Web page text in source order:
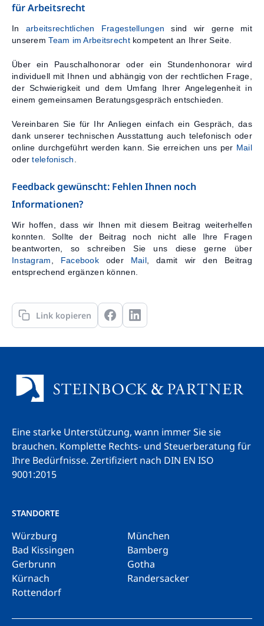
für Arbeitsrecht
In arbeitsrechtlichen Fragestellungen sind wir gerne mit
unseremTeam im Arbeitsrechtkompetent an Ihrer Seite.
Über ein Pauschalhonorar oder ein Stundenhonorar wird
individuell mit Ihnen und abhängig von der rechtlichen Frage,
der Schwierigkeit und dem Umfang Ihrer Angelegenheit in
einem gemeinsamen Beratungsgespräch entschieden.
Vereinbaren Sie für Ihr Anliegen einfach ein Gespräch, das
dank unserer technischen Ausstattung auch telefonisch oder
online durchgeführt werden kann. Sie erreichen uns per Mail
odertelefonisch
Feedback gewünscht: Fehlen Ihnen noch
Informationen?
Wir hoffen, dass wir Ihnen mit diesem Beitrag weiterhelfen
konnten. Sollte der Beitrag noch nicht alle Ihre Fragen
beantworten, so schreiben Sie uns diese gerne über
Instagram
Facebookoder Mail , damit wir den Beitrag
entsprechend ergänzen können.
Link kopieren
Eine starke Unterstützung, wann immer Sie sie
brauchen. Komplette Rechts- und Steuerberatung für
Ihre Bedürfnisse. Zertifiziert nach DIN EN ISO
9001:2015
STANDORTE
Würzburg
München
Bad Kissingen
Bamberg
Gerbrunn
Gotha
Kürnach
Randersacker
Rottendorf